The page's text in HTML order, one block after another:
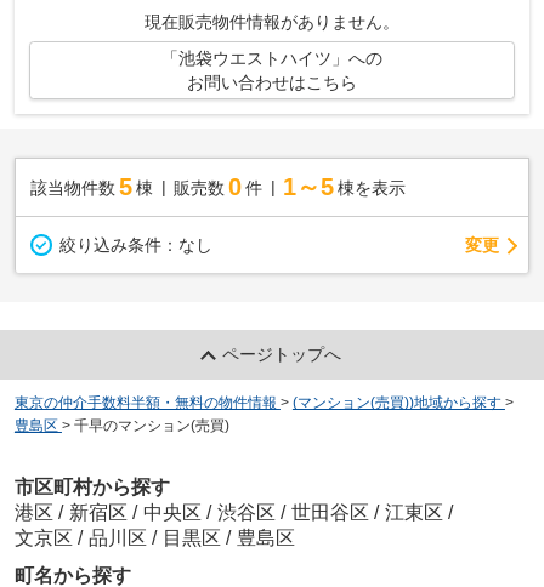
現在販売物件情報がありません。
「池袋ウエストハイツ」への
お問い合わせはこちら
該当物件数 5棟 販売数 0 件 1～5 棟を表示
絞り込み条件： なし 変更
ページトップへ
東京の仲介手数料半額・無料の物件情報 > (マンション(売買))地域から探す >
豊島区 > 千早のマンション(売買)
市区町村から探す
港区 / 新宿区 / 中央区 / 渋谷区 / 世田谷区 / 江東区 /
文京区 / 品川区 / 目黒区 / 豊島区
町名から探す